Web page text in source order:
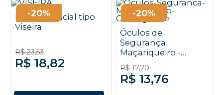
Protetor Facial tipo
Viseira
R$ 23,53
R$ 18,82
-20%
Óculos de
Segurança
Maçariqueiro -
Carbografite
R$ 17,20
R$ 13,76
-20%